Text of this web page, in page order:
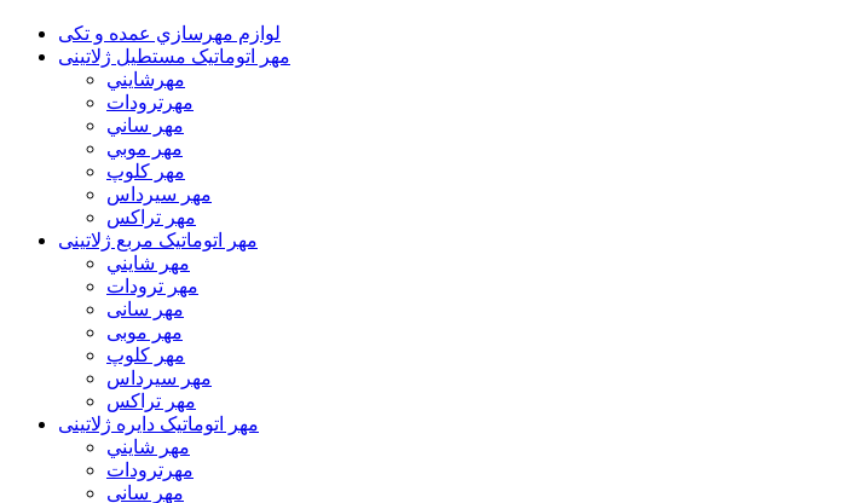
لوازم مهرسازي عمده و تکی
مهر اتوماتیک مستطيل ژلاتینی
مهرشايني
مهرترودات
مهر ساني
مهر موبي
مهر كلوپ
مهر سيرداس
مهر تراکس
مهر اتوماتیک مربع ژلاتینی
مهر شايني
مهر ترودات
مهر سانی
مهر موبی
مهر كلوپ
مهر سيرداس
مهر تراکس
مهر اتوماتیک دايره ژلاتینی
مهر شايني
مهرترودات
مهر سانی